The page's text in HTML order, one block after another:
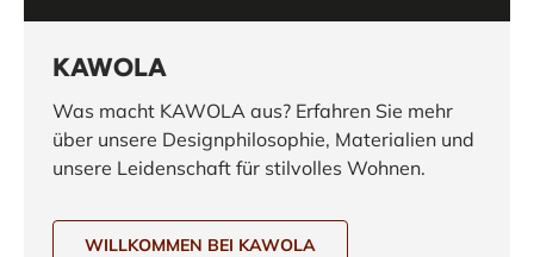
KAWOLA
Was macht KAWOLA aus? Erfahren Sie mehr
über unsere Designphilosophie, Materialien und
unsere Leidenschaft für stilvolles Wohnen.
WILLKOMMEN BEI KAWOLA